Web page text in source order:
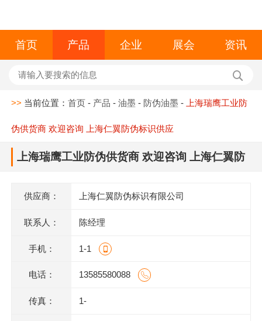
首页 产品 企业 展会 资讯
>> 当前位置：首页 - 产品 -油墨 - 防伪油墨 - 上海瑞鹰工业防
伪供货商 欢迎咨询 上海仁翼防伪标识供应
上海瑞鹰工业防伪供货商 欢迎咨询 上海仁翼防
供应商： 上海仁翼防伪标识有限公司
联系人： 陈经理
手机： 1-1
电话： 13585580088
传真： 1-